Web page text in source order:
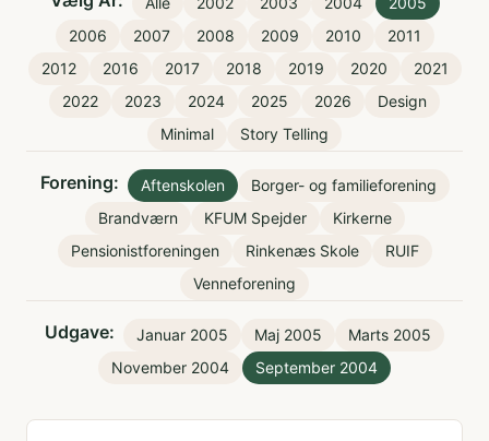
2006
2007 2008 2009 2010
2011
2012
2016 2017 2018 2019 2020
2021
2022
2023 2024 2025 2026
Design
Minimal
Story Telling
Forening: Aftenskolen
Borger- og familieforening
Brandværn
KFUM Spejder
Kirkerne
Pensionistforeningen
Rinkenæs Skole
RUIF
Venneforening
Udgave: Januar 2005 Maj 2005
Marts 2005
November 2004
September 2004